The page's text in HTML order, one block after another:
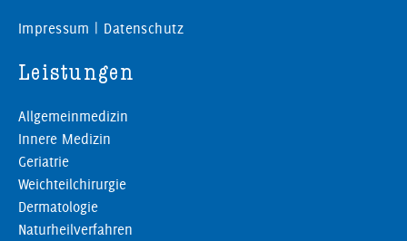
Impressum Datenschutz
Leistungen
Allgemeinmedizin
Innere Medizin
Geriatrie
Weichteilchirurgie
Dermatologie
Naturheilverfahren